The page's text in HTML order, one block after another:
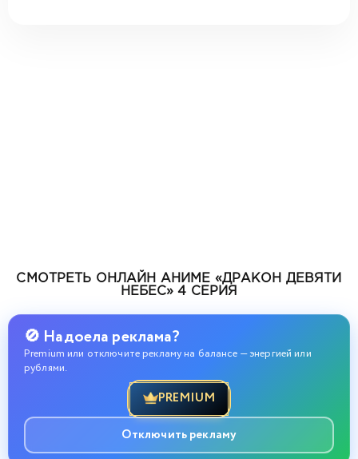
СМОТРЕТЬ ОНЛАЙН АНИМЕ «ДРАКОН ДЕВЯТИ
НЕБЕС» 4 СЕРИЯ
🚫 Надоела реклама?
Premium или отключите рекламу на балансе — энергией или
рублями.
PREMIUM
Отключить рекламу